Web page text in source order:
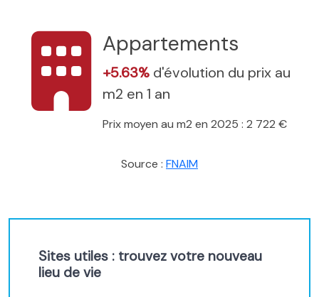
Appartements
+5.63% d'évolution du prix au
m2 en 1 an
Prix moyen au m2 en 2025 : 2 722 €
Source : FNAIM
Sites utiles : trouvez votre nouveau
lieu de vie